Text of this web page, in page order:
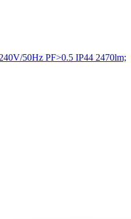
50Hz PF>0.5 IP44 2470lm;